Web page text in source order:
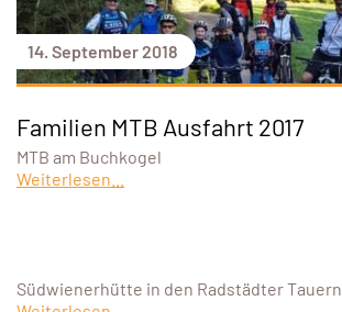
14. September 2018
Familien MTB Ausfahrt 2017
MTB am Buchkogel
Weiterlesen...
Südwienerhütte in den Radstädter Tauern.